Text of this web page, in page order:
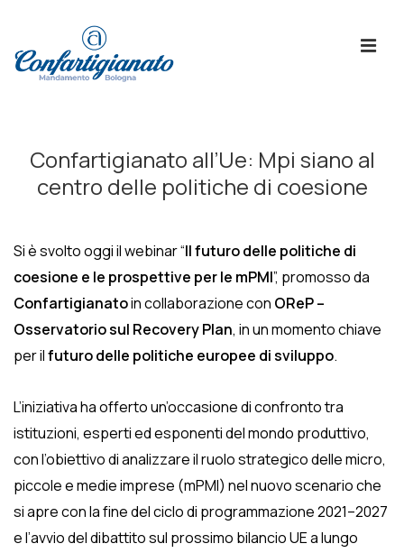
Principale
Confartigianato all’Ue: Mpi siano al
centro delle politiche di coesione
Si è svolto oggi il webinar “Il futuro delle politiche di
coesione e le prospettive per le mPMI”, promosso da
Confartigianatoin collaborazione con OReP –
Osservatorio sul Recovery Plan, in un momento chiave
per ilfuturo delle politiche europee di sviluppo.
L’iniziativa ha offerto un’occasione di confronto tra
istituzioni, esperti ed esponenti del mondo produttivo,
con l’obiettivo di analizzare il ruolo strategico delle micro,
piccole e medie imprese (mPMI) nel nuovo scenario che
si apre con la fine del ciclo di programmazione 2021–2027
e l’avvio del dibattito sul prossimo bilancio UE a lungo